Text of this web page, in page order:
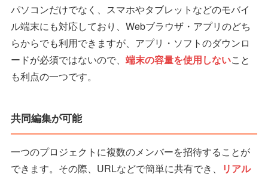
パソコンだけでなく、スマホやタブレットなどのモバイ
ル端末にも対応しており、Webブラウザ・アプリのどち
らからでも利用できますが、アプリ・ソフトのダウンロ
ードが必須ではないので、 端末の容量を使用しないこと
も利点の一つです。
共同編集が可能
一つのプロジェクトに複数のメンバーを招待することが
できます。その際、URLなどで簡単に共有でき、
リアル